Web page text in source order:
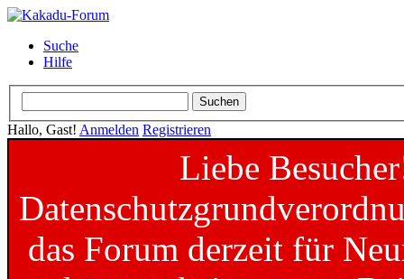
Suche
Hilfe
Hallo, Gast! Anmelden Registrieren
Liebe
das Forum derzeit für